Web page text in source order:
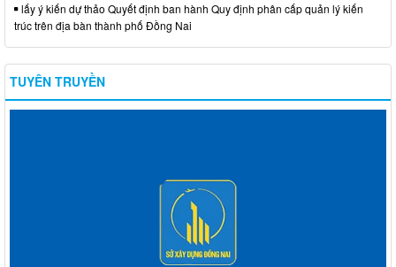
lấy ý kiến dự thảo Quyết định ban hành Quy định phân cấp quản lý kiến
trúc trên địa bàn thành phố Đồng Nai
TUYÊN TRUYỀN